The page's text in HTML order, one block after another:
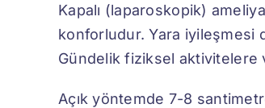
Kapalı (laparoskopik)
konforludur. Yara iyileşmesi
Gündelik fiziksel aktivitelere
Açık yöntemde 7-8